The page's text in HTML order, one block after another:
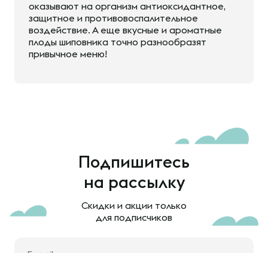
оказывают на организм антиоксидантное,
защитное и противовоспалительное
воздействие. А еще вкусные и ароматные
плоды шиповника точно разнообразят
привычное меню!
Подпишитесь
на рассылку
Скидки и акции только
для подписчиков